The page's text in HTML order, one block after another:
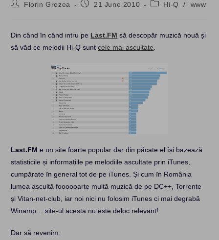
PostFlorin Grozea
Post21 June 2010
PostHi-Q / www
Din când în când intru pe Last.FM să descopăr muzică nouă și
să văd ce melodii Hi-Q suntcele mai ascultate
Last.FM e un site foarte popular dar din păcate el își bazează
statisticile și informațiile pe melodiile ascultate prin iTunes,
cumpărate în general tot de pe iTunes. Și cum în România
lumea ascultă foooooarte multă muzică de pe DC++, Torrente
și Vitan-net-club, iar noi nici nu folosim iTunes ci mai degrabă
Winamp… site-ul acesta nu este deloc relevant!
Dar să revenim: